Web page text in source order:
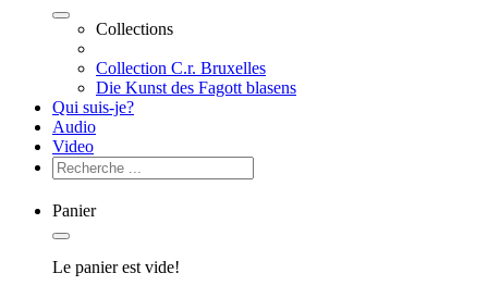
Collections
Collection C.r. Bruxelles
Die Kunst des Fagott blasens
Qui suis-je?
Audio
Video
Panier
Le panier est vide!